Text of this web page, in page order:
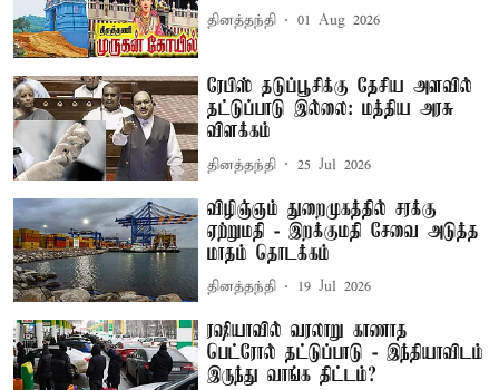
தினத்தந்தி 01 Aug 2026
ரேபிஸ் தடுப்பூசிக்கு தேசிய அளவில்
தட்டுப்பாடு இல்லை: மத்திய அரசு
விளக்கம்
தினத்தந்தி 25 Jul 2026
விழிஞ்ஞம் துறைமுகத்தில் சரக்கு
ஏற்றுமதி - இறக்குமதி சேவை அடுத்த
மாதம் தொடக்கம்
தினத்தந்தி 19 Jul 2026
ரஷியாவில் வரலாறு காணாத
பெட்ரோல் தட்டுப்பாடு - இந்தியாவிடம்
இருந்து வாங்க திட்டம்?